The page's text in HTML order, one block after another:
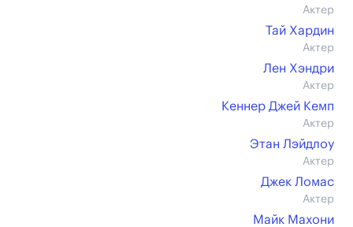
Актер
Тай Хардин
Актер
Лен Хэндри
Актер
Кеннер Джей Кемп
Актер
Этан Лэйдлоу
Актер
Джек Ломас
Актер
Майк Махони